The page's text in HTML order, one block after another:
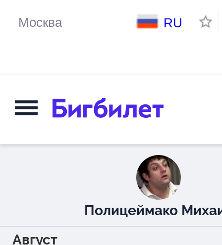
RU
Полицеймако
Август